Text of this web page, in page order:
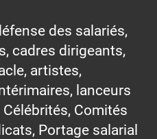
des salariés,
cadres dirigeants,
artistes,
lanceurs
Comités
Portage salarial